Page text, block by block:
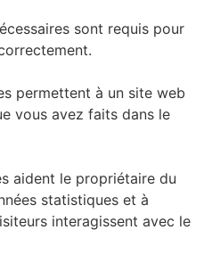
sont requis pour
permettent à un site web
vous avez faits dans le
aident le propriétaire du
statistiques et à
interagissent avec le